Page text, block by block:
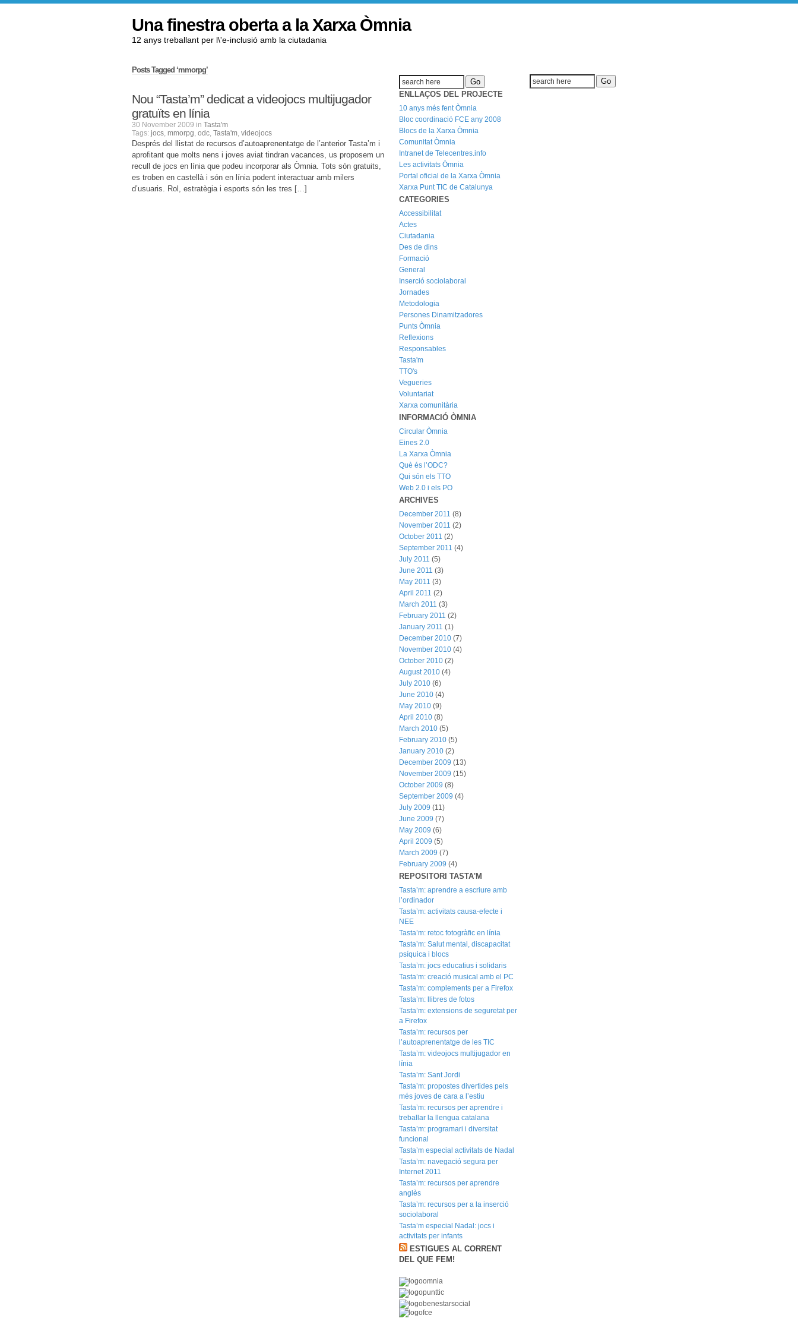
Una finestra oberta a la Xarxa Òmnia
12 anys treballant per l\'e-inclusió amb la ciutadania
Posts Tagged ‘mmorpg’
Nou “Tasta’m” dedicat a videojocs multijugador
gratuïts en línia
30 November 2009 in Tasta'm
Tags: jocs, mmorpg, odc, Tasta'm, videojocs
Després del llistat de recursos d’autoaprenentatge de l’anterior Tasta’m i
aprofitant que molts nens i joves aviat tindran vacances, us proposem un
recull de jocs en línia que podeu incorporar als Òmnia. Tots són gratuits,
es troben en castellà i són en línia podent interactuar amb milers
d’usuaris. Rol, estratègia i esports són les tres […]
ENLLAÇOS DEL PROJECTE
10 anys més fent Òmnia
Bloc coordinació FCE any 2008
Blocs de la Xarxa Òmnia
Comunitat Òmnia
Intranet de Telecentres.info
Les activitats Òmnia
Portal oficial de la Xarxa Òmnia
Xarxa Punt TIC de Catalunya
CATEGORIES
Accessibilitat
Actes
Ciutadania
Des de dins
Formació
General
Inserció sociolaboral
Jornades
Metodologia
Persones Dinamitzadores
Punts Òmnia
Reflexions
Responsables
Tasta'm
TTO's
Vegueries
Voluntariat
Xarxa comunitària
INFORMACIÓ ÒMNIA
Circular Òmnia
Eines 2.0
La Xarxa Òmnia
Què és l’ODC?
Qui són els TTO
Web 2.0 i els PO
ARCHIVES
December 2011 (8)
November 2011 (2)
October 2011 (2)
September 2011 (4)
July 2011 (5)
June 2011 (3)
May 2011 (3)
April 2011 (2)
March 2011 (3)
February 2011 (2)
January 2011 (1)
December 2010 (7)
November 2010 (4)
October 2010 (2)
August 2010 (4)
July 2010 (6)
June 2010 (4)
May 2010 (9)
April 2010 (8)
March 2010 (5)
February 2010 (5)
January 2010 (2)
December 2009 (13)
November 2009 (15)
October 2009 (8)
September 2009 (4)
July 2009 (11)
June 2009 (7)
May 2009 (6)
April 2009 (5)
March 2009 (7)
February 2009 (4)
REPOSITORI TASTA'M
Tasta’m: aprendre a escriure amb
l’ordinador
Tasta’m: activitats causa-efecte i
NEE
Tasta’m: retoc fotogràfic en línia
Tasta’m: Salut mental, discapacitat
psíquica i blocs
Tasta’m: jocs educatius i solidaris
Tasta’m: creació musical amb el PC
Tasta’m: complements per a Firefox
Tasta’m: llibres de fotos
Tasta’m: extensions de seguretat per
a Firefox
Tasta’m: recursos per
l’autoaprenentatge de les TIC
Tasta’m: videojocs multijugador en
línia
Tasta’m: Sant Jordi
Tasta’m: propostes divertides pels
més joves de cara a l’estiu
Tasta’m: recursos per aprendre i
treballar la llengua catalana
Tasta’m: programari i diversitat
funcional
Tasta’m especial activitats de Nadal
Tasta’m: navegació segura per
Internet 2011
Tasta’m: recursos per aprendre
anglès
Tasta’m: recursos per a la inserció
sociolaboral
Tasta’m especial Nadal: jocs i
activitats per infants
ESTIGUES AL CORRENT
DEL QUE FEM!